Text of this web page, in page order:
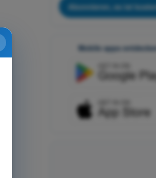
Abonnieren, es ist
Mobile apps